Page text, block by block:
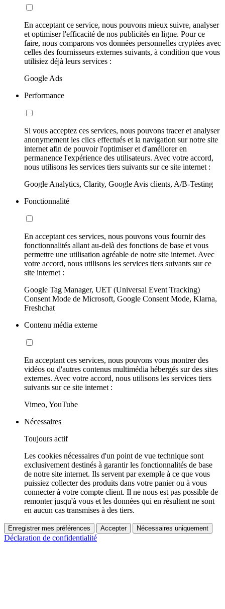
En acceptant ce service, nous pouvons mieux suivre, analyser
et optimiser l'efficacité de nos publicités en ligne. Pour ce
faire, nous comparons vos données personnelles cryptées avec
celles des fournisseurs externes suivants, à condition que vous
utilisiez déjà leurs services :
Google Ads
Performance
Si vous acceptez ces services, nous pouvons tracer et analyser
anonymement les clics effectués et la navigation sur notre site
internet afin de pouvoir l'optimiser et d'améliorer en
permanence l'expérience des utilisateurs. Avec votre accord,
nous utilisons les services tiers suivants sur ce site internet :
Google Analytics, Clarity, Google Avis clients, A/B-Testing
Fonctionnalité
En acceptant ces services, nous pouvons vous fournir des
fonctionnalités allant au-delà des fonctions de base et vous
permettre une utilisation agréable de notre site internet. Avec
votre accord, nous utilisons les services tiers suivants sur ce
site internet :
Google Tag Manager, UET (Universal Event Tracking)
Consent Mode de Microsoft, Google Consent Mode, Klarna,
Freshchat
Contenu média externe
En acceptant ces services, nous pouvons vous montrer des
vidéos ou d'autres contenus multimédia hébergés sur des sites
externes. Avec votre accord, nous utilisons les services tiers
suivants sur ce site internet :
Vimeo, YouTube
Nécessaires
Toujours actif
Les cookies nécessaires d'un point de vue technique sont
exclusivement destinés à garantir les fonctionnalités de base
de notre site internet. Ils servent par exemple à ce que vous
puissiez collecter des produits dans votre panier ou à vous
connecter à votre compte client. Il ne nous est pas possible de
remonter jusqu'à vous et les données qui en résultent ne sont
en aucun cas transmises à des tiers.
Enregistrer mes préférences Accepter Nécessaires uniquement
Déclaration de confidentialité